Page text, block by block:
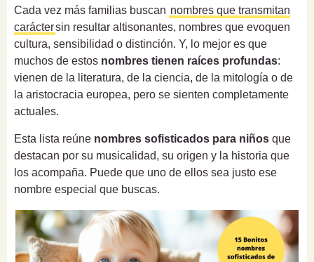
Cada vez más familias buscan nombres que transmitan
caráctersin resultar altisonantes, nombres que evoquen
cultura, sensibilidad o distinción. Y, lo mejor es que
muchos de estos nombres tienen raíces profundas:
vienen de la literatura, de la ciencia, de la mitología o de
la aristocracia europea, pero se sienten completamente
actuales.
Esta lista reúne nombres sofisticados para niños que
destacan por su musicalidad, su origen y la historia que
los acompaña. Puede que uno de ellos sea justo ese
nombre especial que buscas.